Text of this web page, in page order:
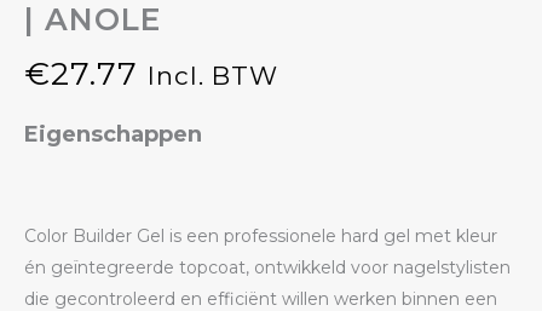
| ANOLE
€27.77 Incl. BTW
Eigenschappen
Color Builder Gel is een professionele hard gel met kleur
én geïntegreerde topcoat, ontwikkeld voor nagelstylisten
die gecontroleerd en efficiënt willen werken binnen een